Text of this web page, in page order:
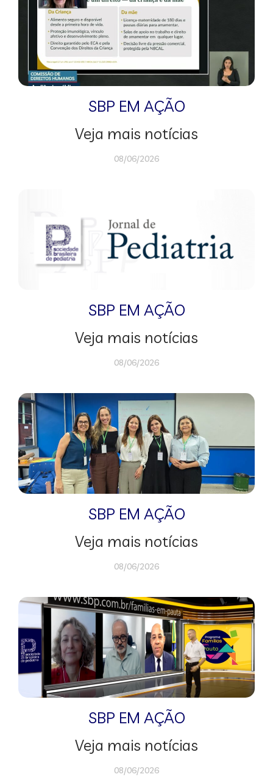
SBP EM AÇÃO
Veja mais notícias
08/06/2026
SBP EM AÇÃO
Veja mais notícias
08/06/2026
SBP EM AÇÃO
Veja mais notícias
08/06/2026
SBP EM AÇÃO
Veja mais notícias
08/06/2026